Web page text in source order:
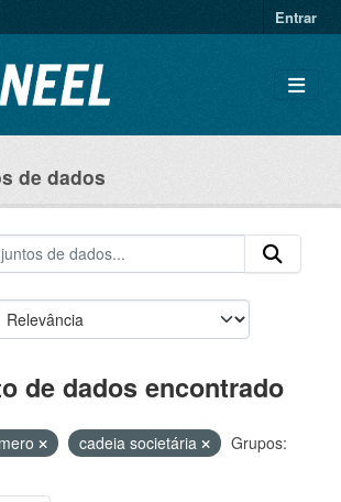
Entrar
de dados
de dados encontrado
cadeia societária
Grupos: